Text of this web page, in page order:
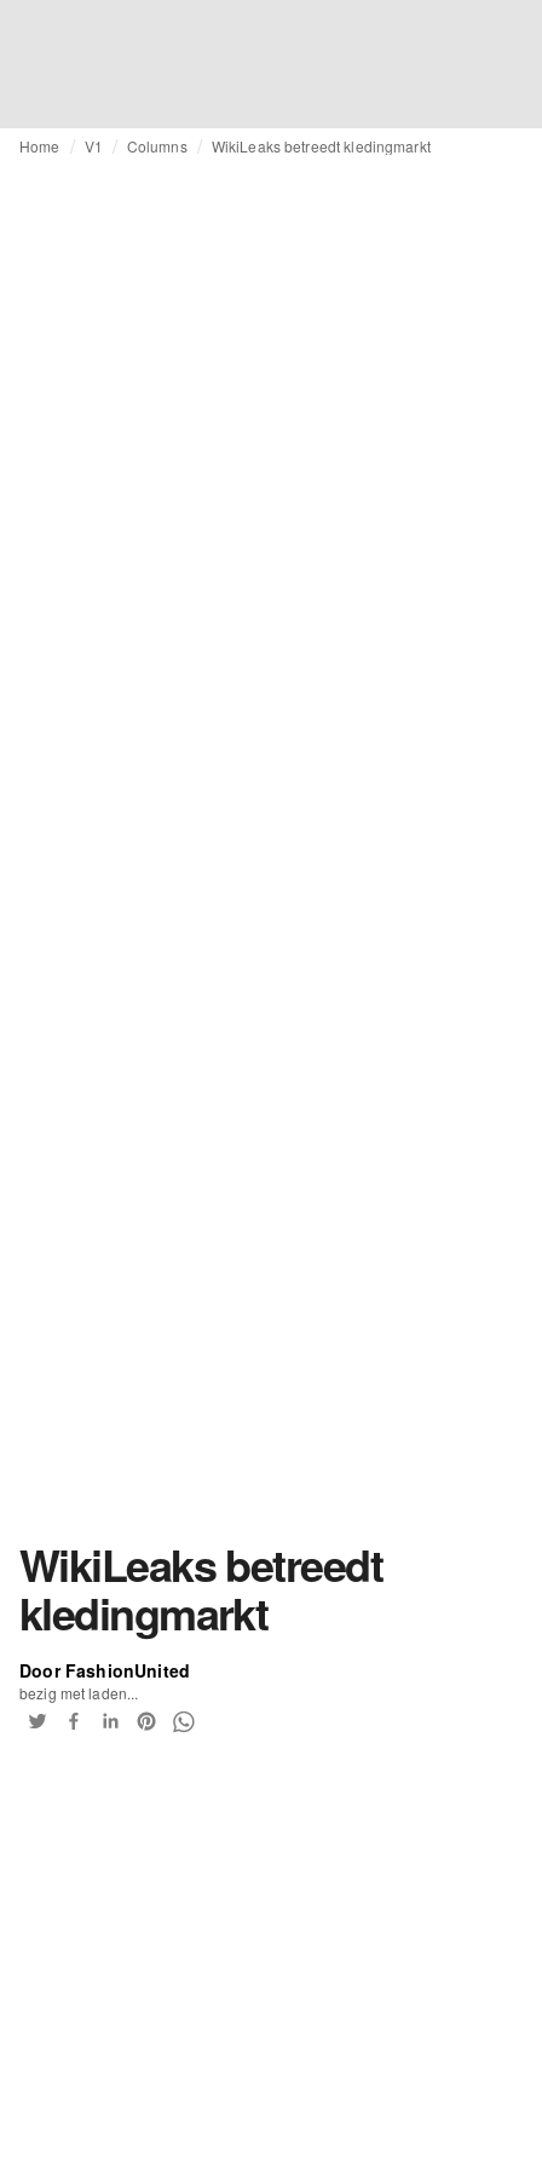
Home V1 Columns WikiLeaks betreedt kledingmarkt
WikiLeaks betreedt
kledingmarkt
Door FashionUnited
bezig met laden...